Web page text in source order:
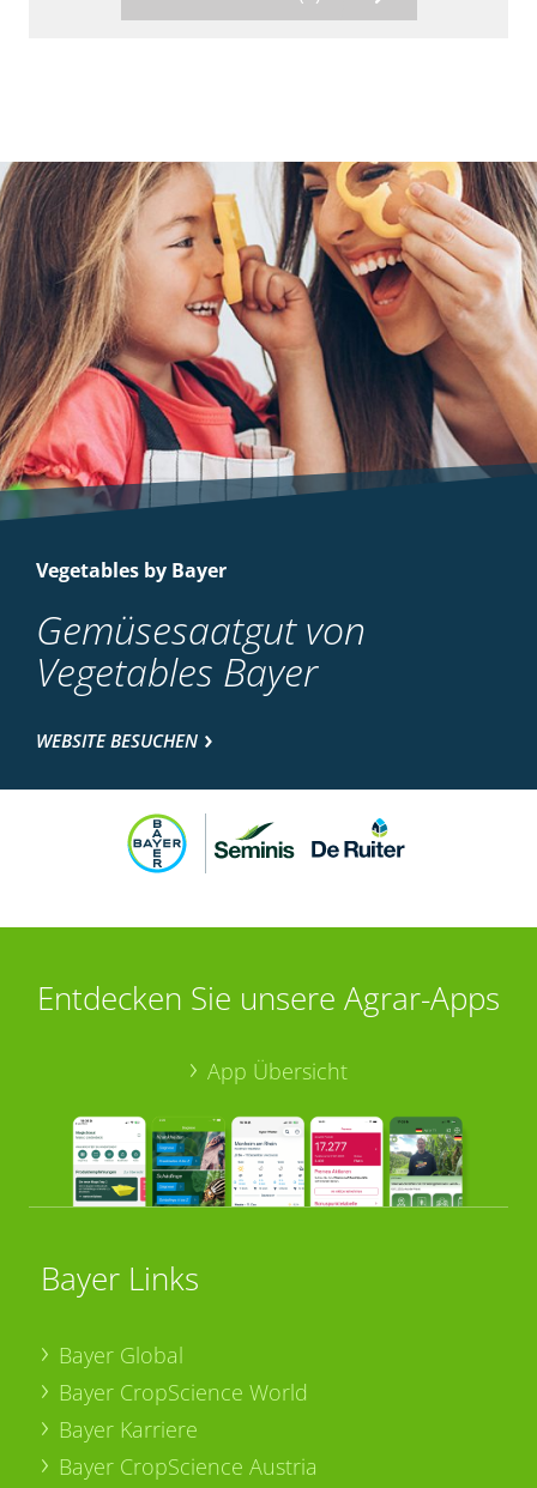
Vegetables by Bayer
Gemüsesaatgut von
Vegetables Bayer
WEBSITE BESUCHEN
Entdecken Sie unsere Agrar-Apps
App Übersicht
Bayer Links
Bayer Global
Bayer CropScience World
Bayer Karriere
Bayer CropScience Austria